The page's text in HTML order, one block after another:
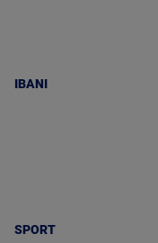
IBANI
SPORT